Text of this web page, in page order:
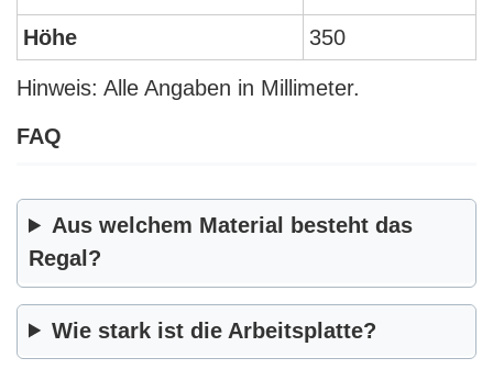
Höhe
350
Hinweis: Alle Angaben in Millimeter.
FAQ
Aus welchem Material besteht das
Regal?
Wie stark ist die Arbeitsplatte?